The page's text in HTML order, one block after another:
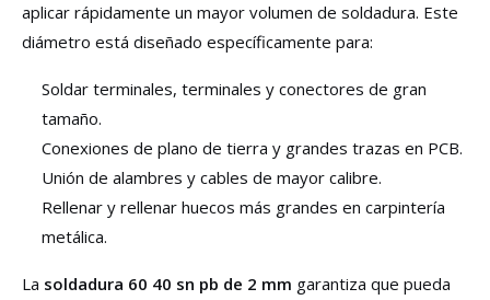
aplicar rápidamente un mayor volumen de soldadura. Este
diámetro está diseñado específicamente para:
Soldar terminales, terminales y conectores de gran
tamaño.
Conexiones de plano de tierra y grandes trazas en PCB.
Unión de alambres y cables de mayor calibre.
Rellenar y rellenar huecos más grandes en carpintería
metálica.
La soldadura 60 40 sn pb de 2 mm garantiza que pueda